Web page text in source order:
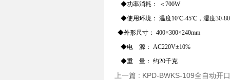
◆功率消耗： ＜700W
◆使用环境： 温度10℃-45℃，湿度30-
◆外形尺寸： 400×300×240mm
◆电 源： AC220V±10%
◆重 量： 约20千克
上一篇 : KPD-BWKS-109全自动开